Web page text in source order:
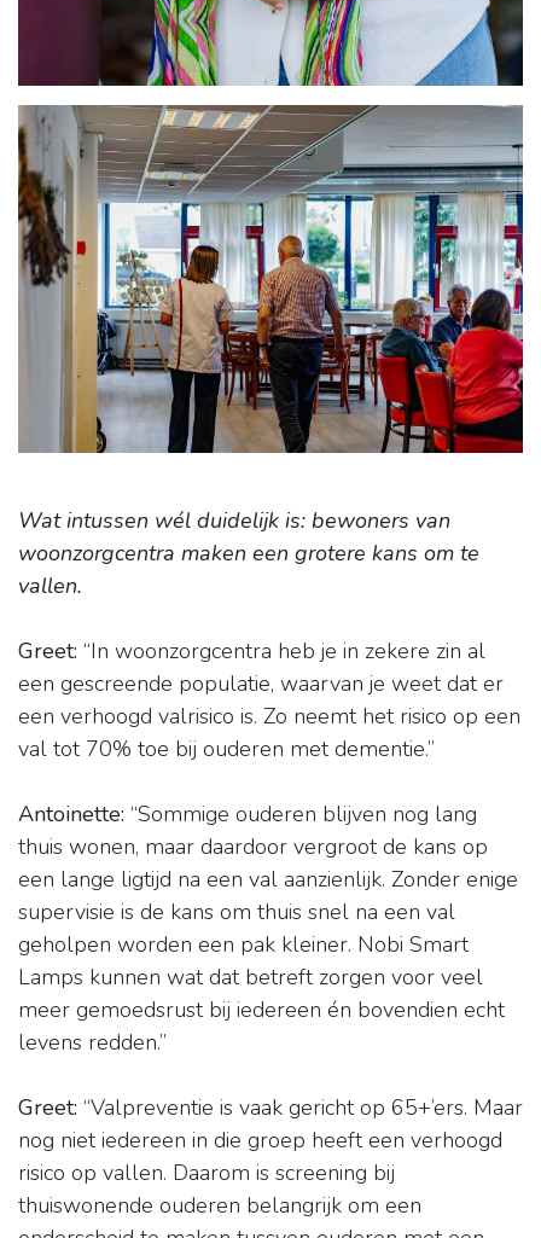
Wat intussen wél duidelijk is: bewoners van
woonzorgcentra maken een grotere kans om te
vallen.
Greet: “In woonzorgcentra heb je in zekere zin al
een gescreende populatie, waarvan je weet dat er
een verhoogd valrisico is. Zo neemt het risico op een
val tot 70% toe bij ouderen met dementie.”
Antoinette: “Sommige ouderen blijven nog lang
thuis wonen, maar daardoor vergroot de kans op
een lange ligtijd na een val aanzienlijk. Zonder enige
supervisie is de kans om thuis snel na een val
geholpen worden een pak kleiner. Nobi Smart
Lamps kunnen wat dat betreft zorgen voor veel
meer gemoedsrust bij iedereen én bovendien echt
levens redden.”
Greet: “Valpreventie is vaak gericht op 65+’ers. Maar
nog niet iedereen in die groep heeft een verhoogd
risico op vallen. Daarom is screening bij
thuiswonende ouderen belangrijk om een